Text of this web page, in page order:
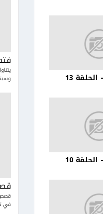
قصص
في